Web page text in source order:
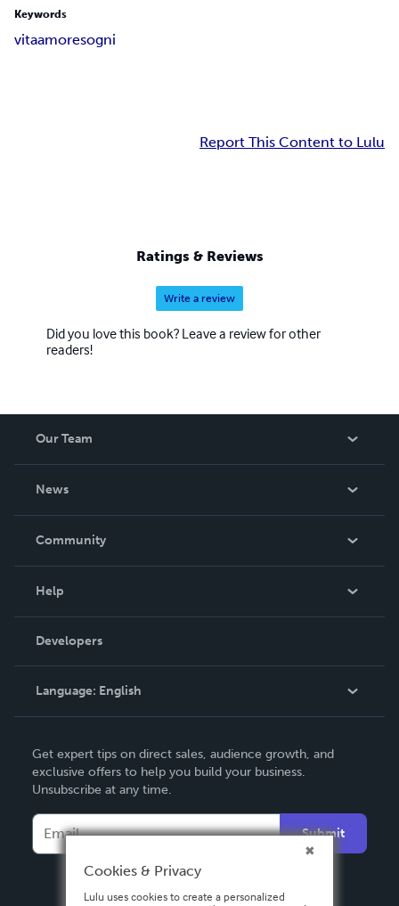
Keywords
vitaamoresogni
Report This Content to Lulu
Ratings & Reviews
Write a review
Did you love this book? Leave a review for other
readers!
Our Team
News
In The News
Community
Podcast
Help
Order Lookup
Knowledge Base
Contact Support
Developers
Language: English
Deutsch
Français
Italiano
Español
Get expert tips on direct sales, audience growth, and
exclusive offers to help you build your business.
Unsubscribe at any time.
Submit
Cookies & Privacy
Lulu uses cookies to create a personalized